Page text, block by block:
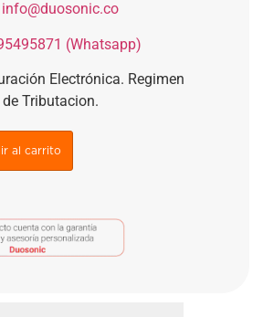
info@duosonic.co
(Whatsapp)
Electrónica. Regimen
Tributacion.
al carrito